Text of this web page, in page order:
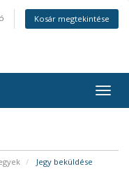
Kosár megtekintése
Jegy beküldése